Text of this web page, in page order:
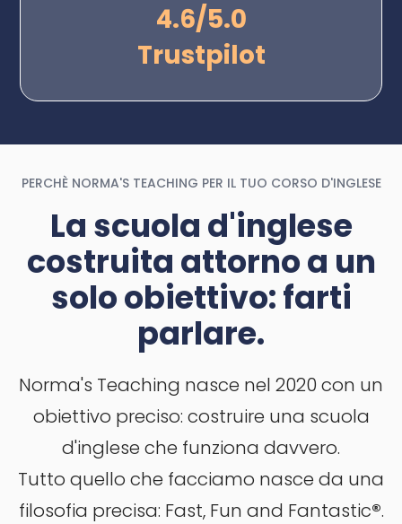
4.6/5.0
Trustpilot
PERCHÈ NORMA'S TEACHING PER IL TUO CORSO D'INGLESE
La scuola d'inglese
costruita attorno a un
solo obiettivo: farti
parlare.
Norma's Teaching nasce nel 2020 con un
obiettivo preciso: costruire una scuola
d'inglese che funziona davvero.
Tutto quello che facciamo nasce da una
filosofia precisa: Fast, Fun and Fantastic®.